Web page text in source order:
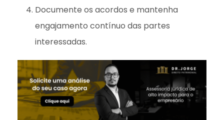
Documente os acordos e mantenha
engajamento contínuo das partes
interessadas.